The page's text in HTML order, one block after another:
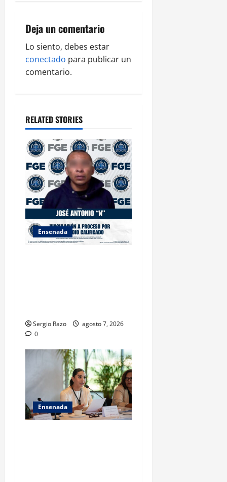
i
g
a
i
o
n
Deja un comentario
Lo siento, debes estar
conectado para publicar un
comentario.
RELATED STORIES
Ensenada
Sergio Razo
agosto 7, 2026
0
Ensenada